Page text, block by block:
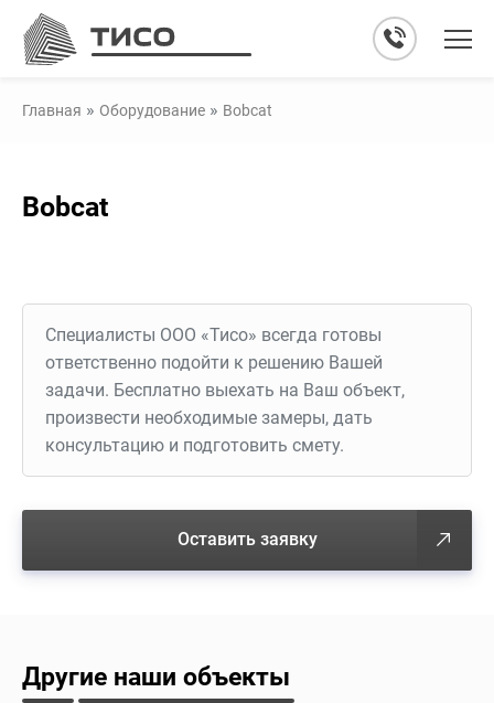
Главная » Оборудование » Bobcat
Bobcat
Специалисты ООО «Тисо» всегда готовы
ответственно подойти к решению Вашей
задачи. Бесплатно выехать на Ваш объект,
произвести необходимые замеры, дать
консультацию и подготовить смету.
Оставить заявку
Другие наши объекты